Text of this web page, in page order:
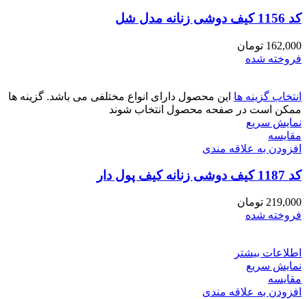
کد 1156 کیف دوشی زنانه مدل شل
162,000 تومان
فروخته شده
انتخاب گزینه ها این محصول دارای انواع مختلفی می باشد. گزینه ها
ممکن است در صفحه محصول انتخاب شوند
نمایش سریع
مقايسه
افزودن به علاقه مندی
کد 1187 کیف دوشی زنانه کیف پول دار
219,000 تومان
فروخته شده
اطلاعات بیشتر
نمایش سریع
مقايسه
افزودن به علاقه مندی